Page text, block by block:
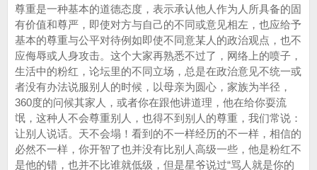
尊重是一种基本的道德态度，表示承认他人作为人所具备的固
有价值和尊严，即使对方与自己的不同或意见相左，也应给予
基本的尊重与公平对待例如即使不同意某人的政治观点，也不
应侮辱或人身攻击。这个大家再熟悉不过了，网络上的喷子，
生活中的粉红，论坛里的不同立场，总是在政治意见不统一或
者没有办法说服别人的时候，以母亲为圆心，家族为半径，
360度的问候其家人，或者你在跟他讲道理，他在给你耍流
氓，这种人不会尊重别人，也得不到别人的尊重，我们常说：
让别人说话。天不会塌！看到的不一样经历的不一样，相信的
必然不一样，你开智了也并没有比别人高级一些，他是粉红不
是他的错，也并不比谁就低级，但是星爷说过“骂人就是你的